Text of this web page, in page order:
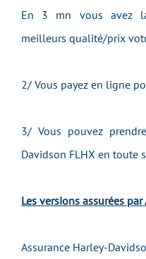
En 3 mn vous avez
meilleurs qualité/prix
2/ Vous payez en ligne
3/ Vous pouvez
Davidson FLHX en toute
Les versions assurées
Assurance Harley-